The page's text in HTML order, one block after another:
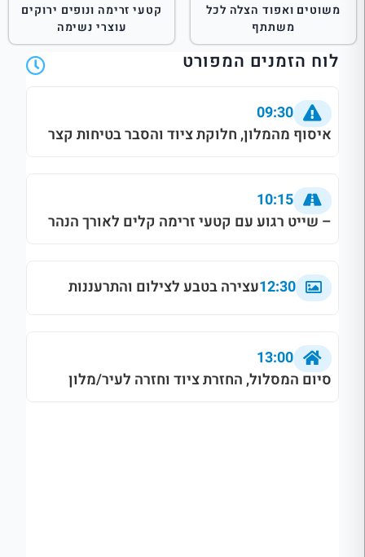
משוטים ואפוד הצלה לכל
משתתף
קטעי זרימה ונופים ירוקים
עוצרי נשימה
לוח הזמנים המפורט
09:30
איסוף מהמלון, חלוקת ציוד והסבר בטיחות קצר
10:15
– שייט רגוע עם קטעי זרימה קלים לאורך הנהר
12:30עצירה בטבע לצילום והתרעננות
13:00
סיום המסלול, החזרת ציוד וחזרה לעיר/מלון